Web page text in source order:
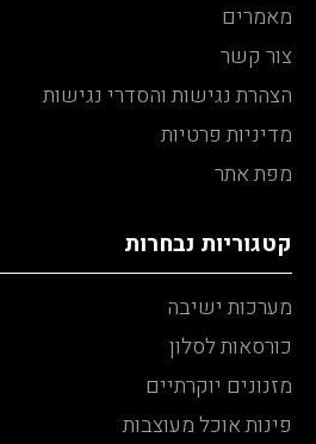
מאמרים
צור קשר
הצהרת נגישות והסדרי נגישות
מדיניות פרטיות
מפת אתר
קטגוריות נבחרות
מערכות ישיבה
כורסאות לסלון
מזנונים יוקרתיים
פינות אוכל מעוצבות